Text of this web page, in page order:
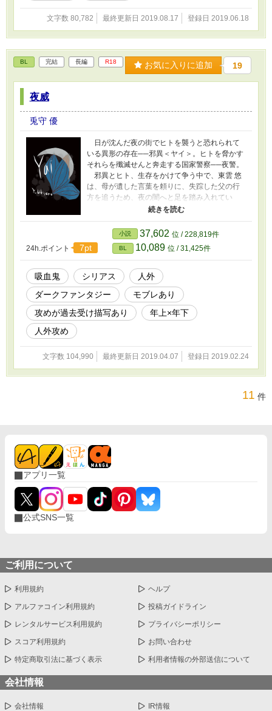
文字数 80,782 最終更新日 2019.08.17 登録日 2019.06.18
BL 完結 長編 R18 お気に入りに追加 19
夜威
兎守 優
日が沈んだ夜の街でヒトを襲うと恐れられて
いる異形の存在──邪異＜ヤイ＞。ヒトを脅かす
それらを殲滅せんと奔走する国家警察──夜警。
邪異とヒト、生存をかけて争う中で、東雲 悠
は、母が遺した言葉を頼りに、失踪した父の行
方を追うため、夜の闇へと足を踏み入れてい
く。 その先に待つのは、宿る光か、それとも
巣食う闇か── 抹殺対象の邪異──執着質な美形
吸血鬼 × 邪異専門の国家警察──天真爛漫・最年
少の夜警 光を切り裂け、闇を暴け。吸血種ダー
クファンタジーBL、開幕。
24h.ポイント 7pt
小説 37,602 位 / 228,819件
BL 10,089 位 / 31,425件
吸血鬼 シリアス
人外
ダークファンタジー
モブレあり
攻めが過去受け描写あり
年上×年下
人外攻め
文字数 104,990 最終更新日 2019.04.07 登録日 2019.02.24
11 件
アプリ一覧
公式SNS一覧
ご利用について
利用規約 ヘルプ
アルファコイン利用規約 投稿ガイドライン
レンタルサービス利用規約 プライバシーポリシー
スコア利用規約 お問い合わせ
特定商取引法に基づく表示 利用者情報の外部送信について
会社情報
会社情報 IR情報